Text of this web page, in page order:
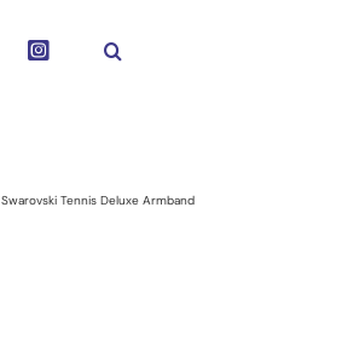
Swarovski Tennis Deluxe Armband